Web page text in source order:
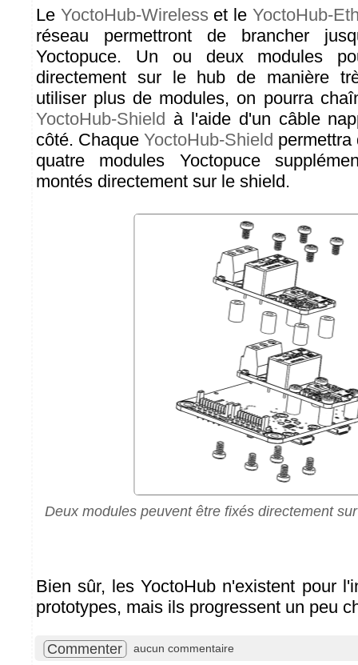
Le YoctoHub-Wirelesset le YoctoHub-
réseau permettront de brancher
Yoctopuce. Un ou deux modules
directement sur le hub de manière
utiliser plus de modules, on pourra
YoctoHub-Shield à l'aide d'un câble
côté. Chaque YoctoHub-Shield permettra
quatre modules Yoctopuce
montés directement sur le shield.
Deux modules peuvent être fixés directement
Bien sûr, les YoctoHub n'existent pour
prototypes, mais ils progressent un peu
Commenter aucun commentaire